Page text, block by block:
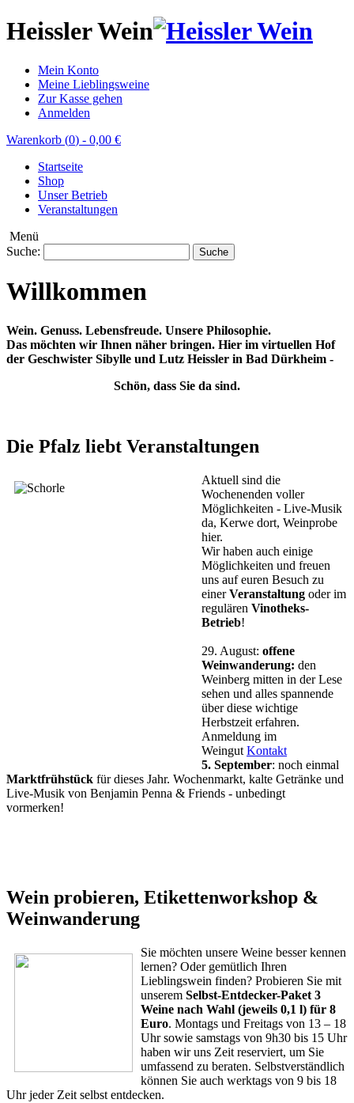
Heissler Wein
Mein Konto
Meine Lieblingsweine
Zur Kasse gehen
Anmelden
Warenkorb (0) - 0,00 €
Startseite
Shop
Unser Betrieb
Veranstaltungen
Menü
Suche:
Suche
Willkommen
Wein. Genuss. Lebensfreude. Unsere Philosophie.
Das möchten wir Ihnen näher bringen. Hier im virtuellen Hof
der Geschwister Sibylle und Lutz Heissler in Bad Dürkheim -
Schön, dass Sie da sind.
Die Pfalz liebt Veranstaltungen
Aktuell sind die
Wochenenden voller
Möglichkeiten - Live-Musik
da, Kerwe dort, Weinprobe
hier.
Wir haben auch einige
Möglichkeiten und freuen
uns auf euren Besuch zu
einerVeranstaltung oder im
regulären Vinotheks-
Betrieb!
29. August: offene
Weinwanderung: den
Weinberg mitten in der Lese
sehen und alles spannende
über diese wichtige
Herbstzeit erfahren.
Anmeldung im
Weingut Kontakt
5. September: noch einmal
Marktfrühstück für dieses Jahr. Wochenmarkt, kalte Getränke und
Live-Musik von Benjamin Penna & Friends - unbedingt
vormerken!
Wein probieren, Etikettenworkshop &
Weinwanderung
Sie möchten unsere Weine besser kennen
lernen? Oder gemütlich Ihren
Lieblingswein finden? Probieren Sie mit
unserem Selbst-Entdecker-Paket 3
Weine nach Wahl (jeweils 0,1 l) für 8
Euro. Montags und Freitags von 13 – 18
Uhr sowie samstags von 9h30 bis 15 Uhr
haben wir uns Zeit reserviert, um Sie
umfassend zu beraten. Selbstverständlich
können Sie auch werktags von 9 bis 18
Uhr jeder Zeit selbst entdecken.